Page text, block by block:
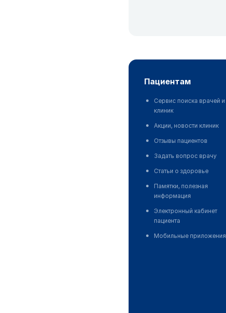
пациентам
Сервис поиска врачей и
клиник
Акции, новости клиник
Отзывы пациентов
Задать вопрос врачу
Статьи о здоровье
Памятки, полезная
информация
Электронный кабинет
пациента
Мобильные приложения